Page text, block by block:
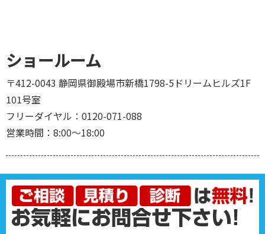
ショールーム
〒412-0043 静岡県御殿場市新橋1798-5ドリームヒルズ1F
101号室
フリーダイヤル：0120-071-088
営業時間：8:00～18:00